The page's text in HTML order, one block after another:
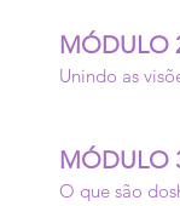
MÓDULO
Unindo as
MÓDULO
O que são